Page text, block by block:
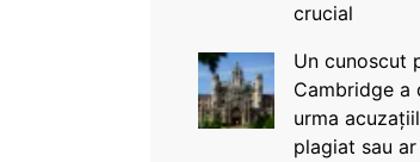
crucial
Un cunoscut
Cambridge a
urma
plagiat sau